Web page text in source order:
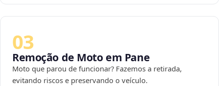
03
Remoção de Moto em Pane
Moto que parou de funcionar? Fazemos a retirada,
evitando riscos e preservando o veículo.